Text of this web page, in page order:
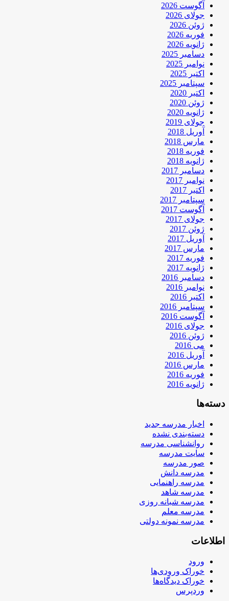
آگوست 2026
جولای 2026
ژوئن 2026
فوریه 2026
ژانویه 2026
دسامبر 2025
نوامبر 2025
اکتبر 2025
سپتامبر 2025
اکتبر 2020
ژوئن 2020
ژانویه 2020
جولای 2019
آوریل 2018
مارس 2018
فوریه 2018
ژانویه 2018
دسامبر 2017
نوامبر 2017
اکتبر 2017
سپتامبر 2017
آگوست 2017
جولای 2017
ژوئن 2017
آوریل 2017
مارس 2017
فوریه 2017
ژانویه 2017
دسامبر 2016
نوامبر 2016
اکتبر 2016
سپتامبر 2016
آگوست 2016
جولای 2016
ژوئن 2016
می 2016
آوریل 2016
مارس 2016
فوریه 2016
ژانویه 2016
دسته‌ها
اخبار مدرسه جدید
دسته‌بندی نشده
روانشناسی مدرسه
سایت مدرسه
صور مدرسه
مدرسه دانش
مدرسه راهنمایی
مدرسه شاهد
مدرسه شبانه روزی
مدرسه معلم
مدرسه نمونه دولتی
اطلاعات
ورود
خوراک ورودی‌ها
خوراک دیدگاه‌ها
وردپرس